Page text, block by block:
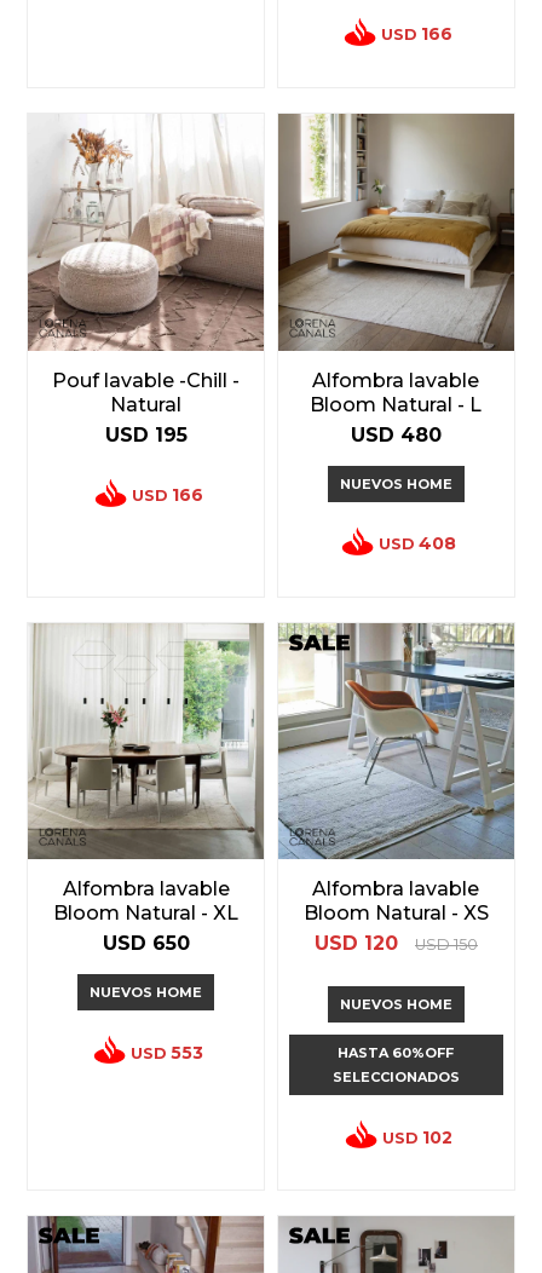
USD 166
Pouf lavable -Chill -
Natural
USD 195
USD 166
Alfombra lavable
Bloom Natural - L
USD 480
NUEVOS HOME
USD 408
Alfombra lavable
Bloom Natural - XL
USD 650
NUEVOS HOME
USD 553
Alfombra lavable
Bloom Natural - XS
USD 120 USD 150
NUEVOS HOME
HASTA 60%OFF
SELECCIONADOS
USD 102